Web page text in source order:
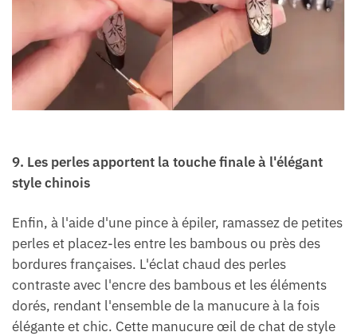
9. Les perles apportent la touche finale à l'élégant
style chinois
Enfin, à l'aide d'une pince à épiler, ramassez de petites
perles et placez-les entre les bambous ou près des
bordures françaises. L'éclat chaud des perles
contraste avec l'encre des bambous et les éléments
dorés, rendant l'ensemble de la manucure à la fois
élégante et chic. Cette manucure œil de chat de style